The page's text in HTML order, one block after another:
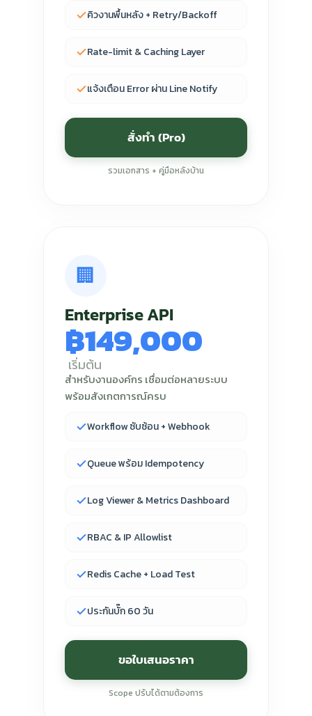
คิวงานพื้นหลัง + Retry/Backoff
Rate-limit & Caching Layer
แจ้งเตือน Error ผ่าน Line Notify
สั่งทำ (Pro)
รวมเอกสาร + คู่มือหลังบ้าน
🏢
Enterprise API
฿149,000
เริ่มต้น
สำหรับงานองค์กร เชื่อมต่อหลายระบบ
พร้อมสังเกตการณ์ครบ
Workflow ซับซ้อน + Webhook
Queue พร้อม Idempotency
Log Viewer & Metrics Dashboard
RBAC & IP Allowlist
Redis Cache + Load Test
ประกันบั๊ก 60 วัน
ขอใบเสนอราคา
Scope ปรับได้ตามต้องการ